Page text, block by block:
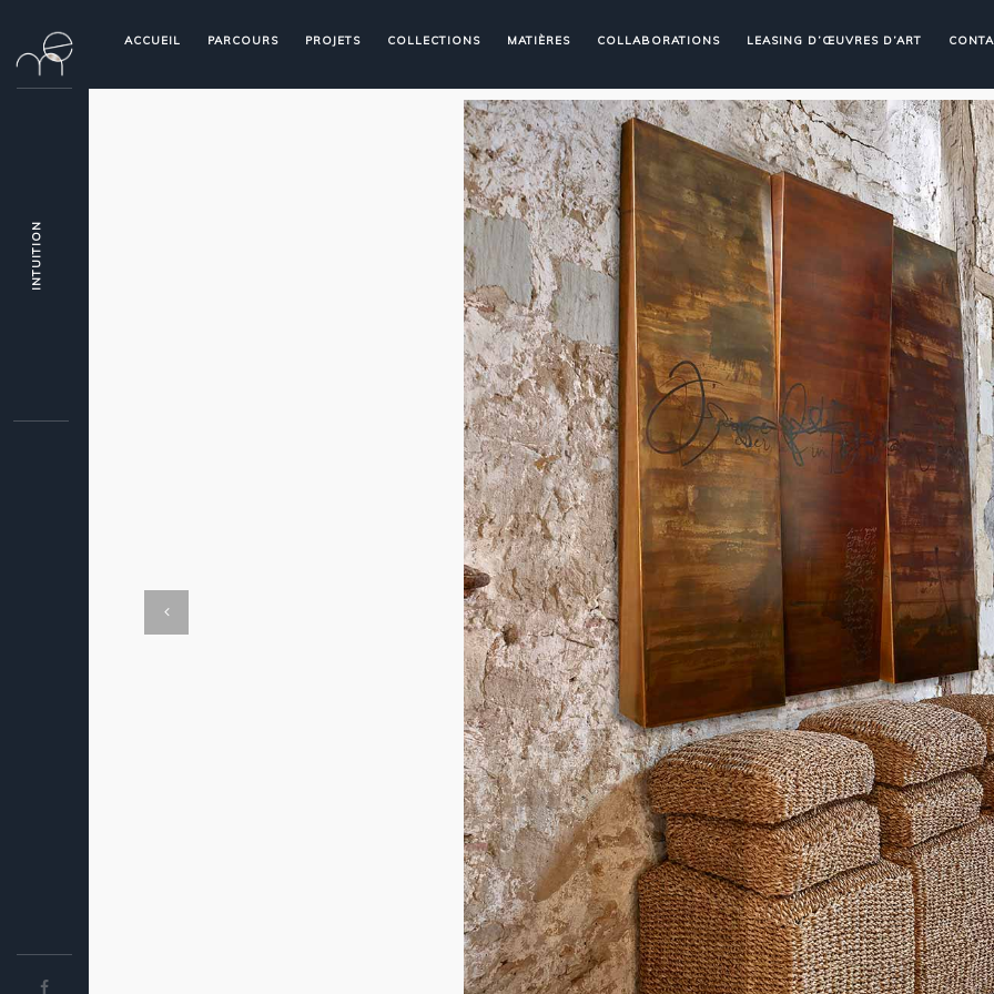
ACCUEIL PARCOURS PROJETS COLLECTIONS MATIÈRES COLLABORATIONS LEASING D’ŒUVRES D’ART
INTUITION